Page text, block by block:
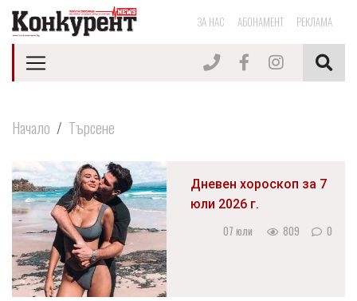
ЗА НАС АБОНАМЕНТ РЕКЛАМА
Начало Търсене
Дневен хороскоп за 7
юли 2026 г.
07 юли 809 0